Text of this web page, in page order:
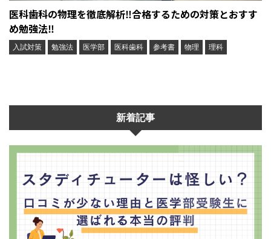
医科歯科の物理を徹底解析‼︎合格するための対策とおすす
め勉強法‼︎
入試対策 勉強法 医学部 医科歯科 参考書 物理 理科
新着記事